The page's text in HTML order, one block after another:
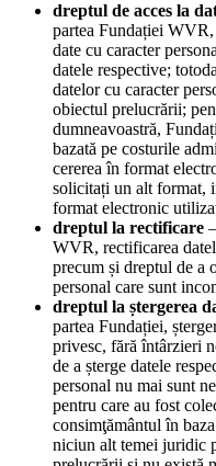
dreptul de acces la
partea Fundației WVR,
date cu caracter
datele respective;
datelor cu caracter
obiectul prelucrării;
dumneavoastră,
bazată pe costurile
cererea în format
solicitați un alt format,
format electronic
dreptul la rectificare
WVR, rectificarea
precum și dreptul de a
personal care sunt
dreptul la ștergerea
partea Fundației,
privesc, fără întârzieri
de a șterge datele
personal nu mai sunt
pentru care au fost
consimţământul în
niciun alt temei juridic